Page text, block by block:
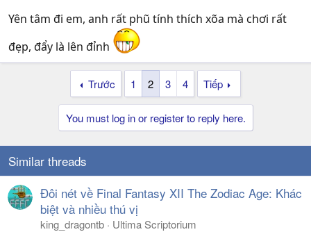
Yên tâm đi em, anh rất phũ tính thích xõa mà chơi rất
đẹp, đẩy là lên đỉnh
Trước 1 2 3 4 Tiếp
You must log in or register to reply here.
Similar threads
Đôi nét về Final Fantasy XII The Zodiac Age: Khác
biệt và nhiều thú vị
king_dragontb
Ultima Scriptorium